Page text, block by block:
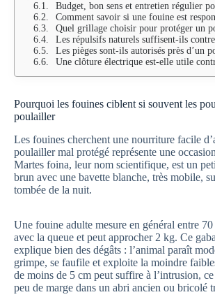
Budget, bon sens et entretien régulier pour garder des
Comment savoir si une fouine est responsable de la mort
Quel grillage choisir pour protéger un poulailler
Les répulsifs naturels suffisent-ils contre
Les pièges sont-ils autorisés près d’un
Une clôture électrique est-elle utile contre
Pourquoi les fouines ciblent si souvent les
poulailler
Les fouines cherchent une nourriture facile
poulailler mal protégé représente une
Martes foina, leur nom scientifique, est un
brun avec une bavette blanche, très mobile,
tombée de la nuit.
Une fouine adulte mesure en général entre
avec la queue et peut approcher 2 kg. Ce
explique bien des dégâts : l’animal paraît
grimpe, se faufile et exploite la moindre
de moins de 5 cm peut suffire à l’intrusion,
peu de marge dans un abri ancien ou bricolé